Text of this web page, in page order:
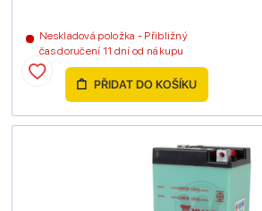
Neskladová položka - Přibližný
čas doručení 11 dní od nákupu
PŘIDAT DO KOŠÍKU